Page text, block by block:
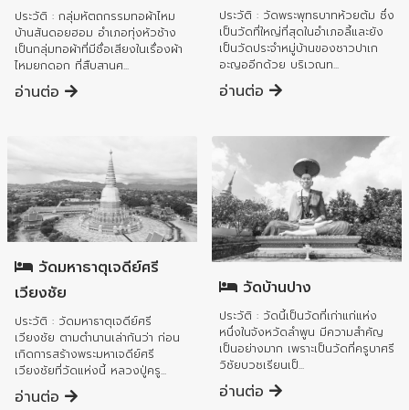
ประวัติ : กลุ่มหัตถกรรมทอผ้าไหม
บ้านสันดอยฮอม อำเภอทุ่งหัวช้าง
เป็นกลุ่มทอผ้าที่มีชื่อเสียงในเรื่องผ้า
ไหมยกดอก ที่สืบสานศ...
อ่านต่อ
ประวัติ : วัดพระพุทธบาทห้วยต้ม ซึ่ง
เป็นวัดที่ใหญ่ที่สุดในอำเภอลี้และยัง
เป็นวัดประจำหมู่บ้านของชาวปาเก
อะญออีกด้วย บริเวณท...
อ่านต่อ
อำเภอลี้
วัดมหาธาตุเจดีย์ศรี
เวียงชัย
ประวัติ : วัดมหาธาตุเจดีย์ศรี
เวียงชัย ตามตำนานเล่ากันว่า ก่อน
เกิดการสร้างพระมหาเจดีย์ศรี
เวียงชัยที่วัดแห่งนี้ หลวงปู่ครู...
อ่านต่อ
อำเภอลี้
วัดบ้านปาง
ประวัติ : วัดนี้เป็นวัดที่เก่าแก่แห่ง
หนึ่งในจังหวัดลำพูน มีความสำคัญ
เป็นอย่างมาก เพราะเป็นวัดที่ครูบาศรี
วิชัยบวชเรียนเป็...
อ่านต่อ